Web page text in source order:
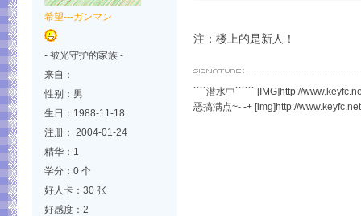
希望---ガンマン
- 被光守护的家族 -
来自：
性别：男
生日：1988-11-18
注册： 2004-01-24
精华：1
学分：0 个
好人卡：30 张
好感度：2
注：楼上的是新人！
````潜水中`````` [IMG]http://
恶搞满点~- -+ [img]http://